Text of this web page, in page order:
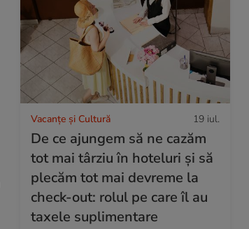
Vacanțe și Cultură 19 iul.
De ce ajungem să ne cazăm
tot mai târziu în hoteluri și să
plecăm tot mai devreme la
check-out: rolul pe care îl au
taxele suplimentare